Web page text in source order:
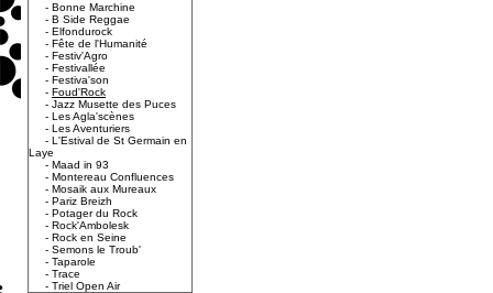
- Bonne Marchine
- B Side Reggae
- Elfondurock
- Fête de l'Humanité
- Festiv'Agro
- Festivallée
- Festiva'son
- Foud'Rock
- Jazz Musette des Puces
- Les Agla'scènes
- Les Aventuriers
- L'Estival de St Germain en
Laye
- Maad in 93
- Montereau Confluences
- Mosaik aux Mureaux
- Pariz Breizh
- Potager du Rock
- Rock'Ambolesk
- Rock en Seine
- Semons le Troub'
- Taparole
- Trace
- Triel Open Air